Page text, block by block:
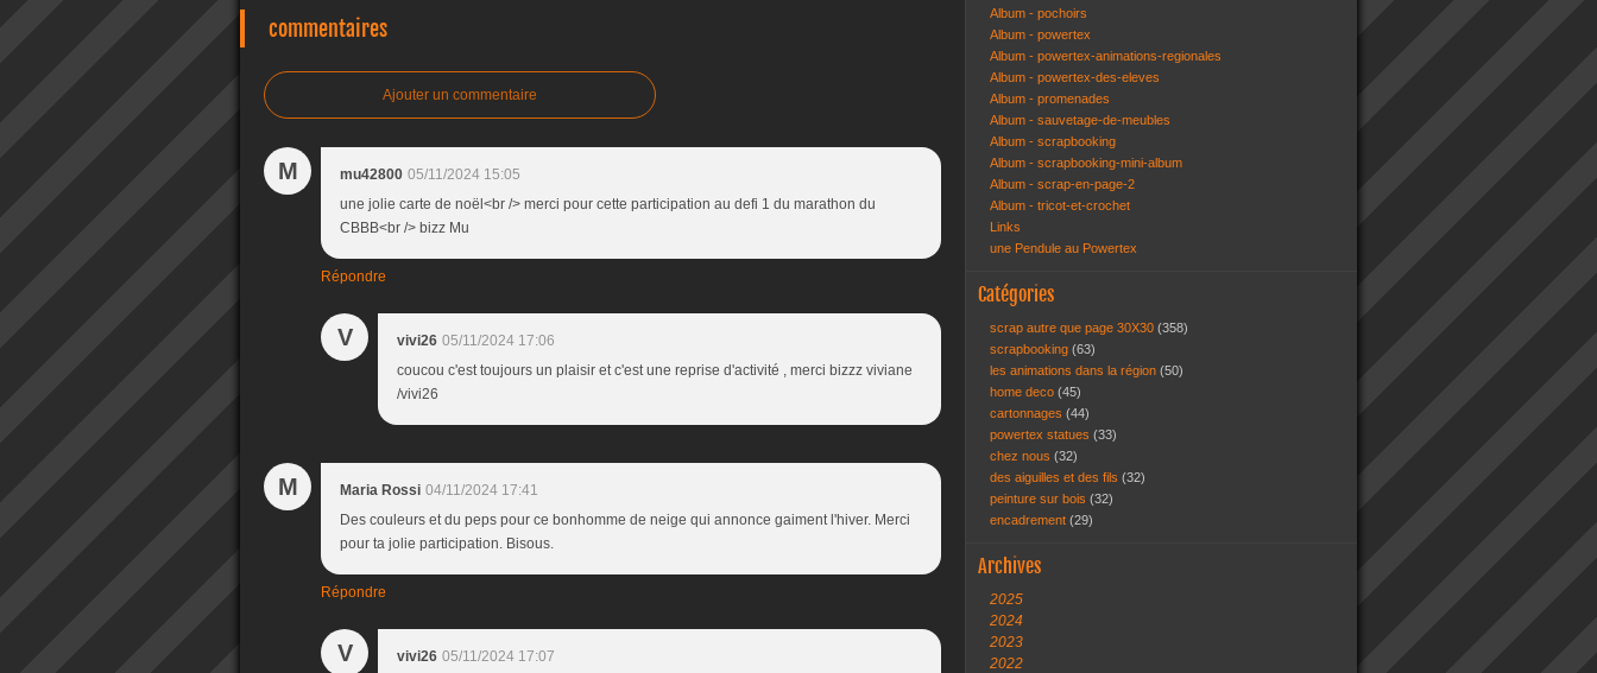
commentaires
Ajouter un commentaire
M mu42800 05/11/2024 15:05
une jolie carte de noël<br /> merci pour cette participation au defi 1 du marathon du
CBBB<br /> bizz Mu
Répondre
V vivi26 05/11/2024 17:06
coucou c'est toujours un plaisir et c'est une reprise d'activité , merci bizzz viviane
/vivi26
M Maria Rossi 04/11/2024 17:41
Des couleurs et du peps pour ce bonhomme de neige qui annonce gaiment l'hiver. Merci
pour ta jolie participation. Bisous.
Répondre
V vivi26 05/11/2024 17:07
Album - pochoirs
Album - powertex
Album - powertex-animations-regionales
Album - powertex-des-eleves
Album - promenades
Album - sauvetage-de-meubles
Album - scrapbooking
Album - scrapbooking-mini-album
Album - scrap-en-page-2
Album - tricot-et-crochet
Links
une Pendule au Powertex
Catégories
scrap autre que page 30X30 (358)
scrapbooking (63)
les animations dans la région (50)
home deco (45)
cartonnages (44)
powertex statues (33)
chez nous (32)
des aiguilles et des fils (32)
peinture sur bois (32)
encadrement (29)
Archives
2025
2024
2023
2022